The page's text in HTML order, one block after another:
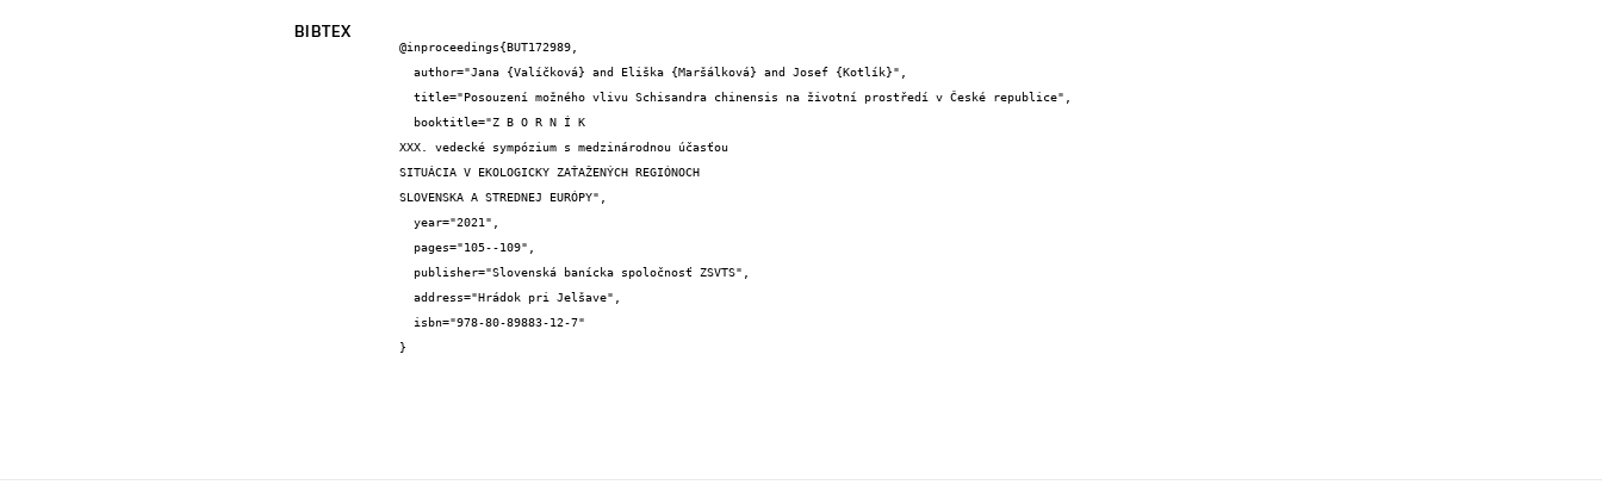
BIBTEX
@inproceedings{BUT172989,
XXX. vedecké sympózium s medzinárodnou účasťou
SITUÁCIA V EKOLOGICKY ZAŤAŽENÝCH REGIÓNOCH
SLOVENSKA A STREDNEJ EURÓPY",
}